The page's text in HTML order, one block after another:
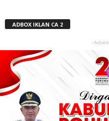
ADBOX IKLAN CA 2
-